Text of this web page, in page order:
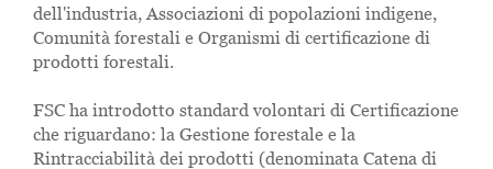
dell'industria, Associazioni di popolazioni indigene,
Comunità forestali e Organismi di certificazione di
prodotti forestali.
FSC ha introdotto standard volontari di Certificazione
che riguardano: la Gestione forestale e la
Rintracciabilità dei prodotti (denominata Catena di